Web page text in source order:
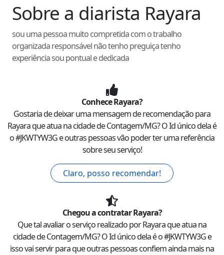
Sobre a diarista Rayara
sou uma pessoa muito compretida com o trabalho
organizada responsável não tenho preguiça tenho
experiência sou pontual e dedicada
ConheceRayara?
Gostaria de deixar uma mensagem de recomendação para
Rayaraque atua na cidade deContagem/MG? O Id único dela é
o #JKWTYW3Ge outras pessoas vão poder ter uma referência
sobre seu serviço!
Claro, posso recomendar!
Chegou a contratarRayara?
Que tal avaliar o serviço realizado porRayaraque atua na
cidade deContagem/MG? O Id único dela é o #JKWTYW3Ge
isso vai servir para que outras pessoas confiem ainda mais na